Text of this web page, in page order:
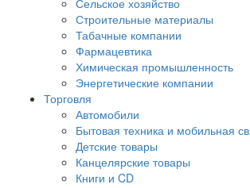
Сельское хозяйство
Строительные материалы
Табачные компании
Фармацевтика
Химическая промышленность
Энергетические компании
Торговля
Автомобили
Бытовая техника и мобильная
Детские товары
Канцелярские товары
Книги и CD